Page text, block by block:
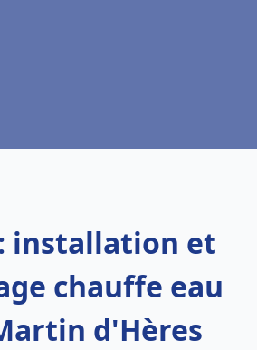
installation et
chauffe eau
d'Hères